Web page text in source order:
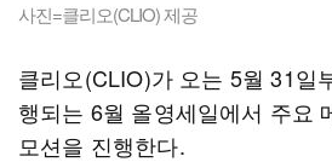
사진=클리오(CLIO) 제공
클리오(CLIO)가 오는 5월 31일
행되는 6월 올영세일에서 주요
모션을 진행한다.